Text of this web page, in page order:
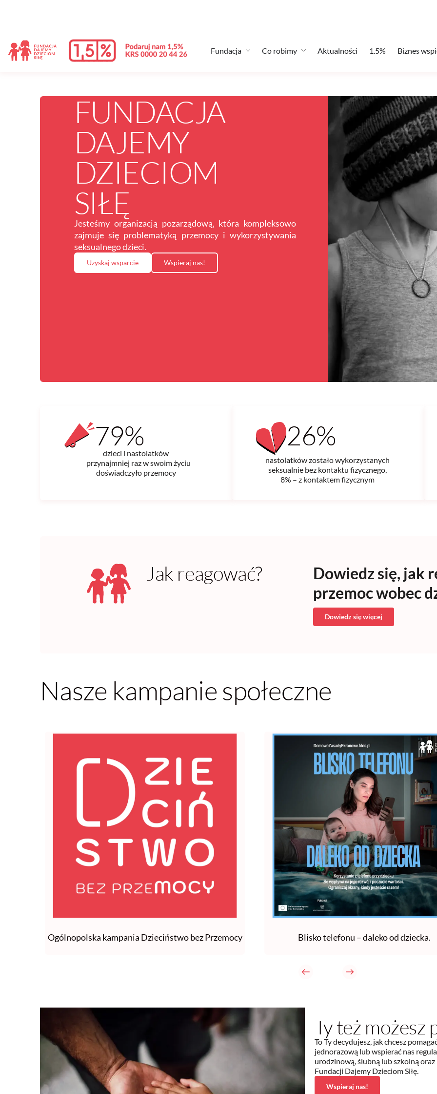
Fundacja Co robimy Aktualności 1.5% Biznes
FUNDACJA
DAJEMY
DZIECIOM
SIŁĘ
Jesteśmy organizacją pozarządową, która kompleksowo
zajmuje się problematyką przemocy i wykorzystywania
seksualnego dzieci.
Uzyskaj wsparcie Wspieraj nas!
79%
dzieci i nastolatków
przynajmniej raz w swoim życiu
doświadczyło przemocy
26%
nastolatków zostało wykorzystanych
seksualnie bez kontaktu fizycznego,
8% – z kontaktem fizycznym
Jak reagować?
Dowiedz się, jak
przemoc wobec
Dowiedz się więcej
Nasze kampanie społeczne
Ogólnopolska kampania Dzieciństwo bez Przemocy Blisko telefonu – daleko od dziecka.
Ty też możesz
To Ty decydujesz, jak chcesz
jednorazową lub wspierać nas
urodzinową, ślubną lub szkolną
Fundacji Dajemy Dzieciom Siłę.
Wspieraj nas!